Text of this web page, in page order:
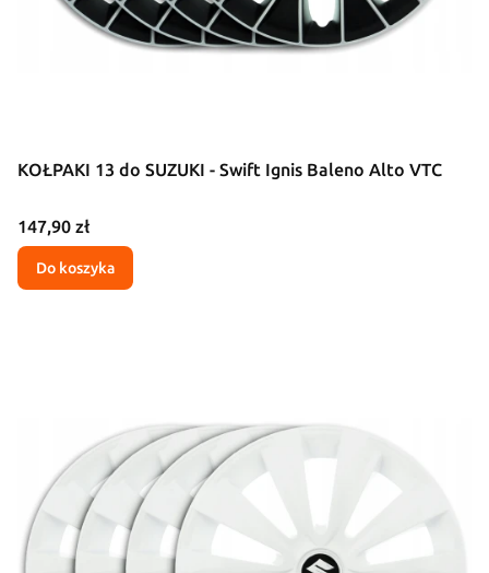
KOŁPAKI 13 do SUZUKI - Swift Ignis Baleno Alto VTC
Cena
147,90 zł
Do koszyka